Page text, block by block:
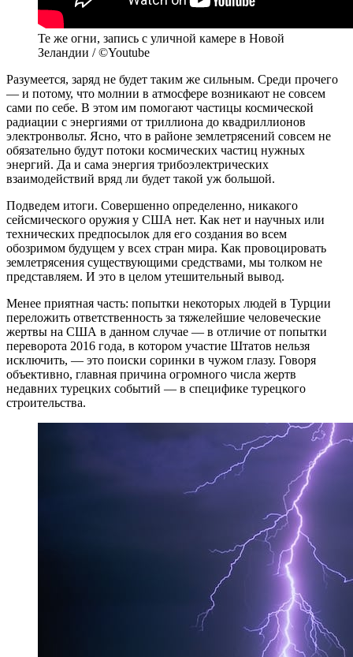
Те же огни, запись с уличной камере в Новой
Зеландии / ©Youtube
Разумеется, заряд не будет таким же сильным. Среди прочего
— и потому, что молнии в атмосфере возникают не совсем
сами по себе. В этом им помогают частицы космической
радиации с энергиями от триллиона до квадриллионов
электронвольт. Ясно, что в районе землетрясений совсем не
обязательно будут потоки космических частиц нужных
энергий. Да и сама энергия трибоэлектрических
взаимодействий вряд ли будет такой уж большой.
Подведем итоги. Совершенно определенно, никакого
сейсмического оружия у США нет. Как нет и научных или
технических предпосылок для его создания во всем
обозримом будущем у всех стран мира. Как провоцировать
землетрясения существующими средствами, мы толком не
представляем. И это в целом утешительный вывод.
Менее приятная часть: попытки некоторых людей в Турции
переложить ответственность за тяжелейшие человеческие
жертвы на США в данном случае — в отличие от попытки
переворота 2016 года, в котором участие Штатов нельзя
исключить, — это поиски соринки в чужом глазу. Говоря
объективно, главная причина огромного числа жертв
недавних турецких событий — в специфике турецкого
строительства.